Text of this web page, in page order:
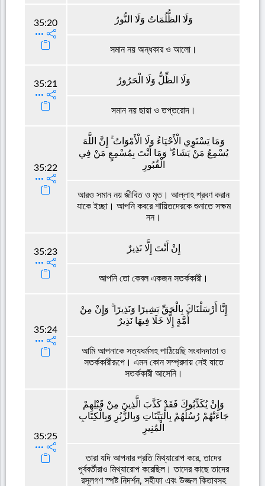
35:20 وَلَا الظُّلُمَاتُ وَلَا النُّورُ
সমান নয় অন্ধকার ও আলো।
35:21 وَلَا الظِّلُّ وَلَا الْحَرُورُ
সমান নয় ছায়া ও তপ্তরোদ।
35:22
وَمَا يَسْتَوِي الْأَحْيَاءُ وَلَا الْأَمْوَاتُ ۚ إِنَّ اللَّهَ
يُسْمِعُ مَنْ يَشَاءُ ۖ وَمَا أَنْتَ بِمُسْمِعٍ مَنْ فِي
الْقُبُورِ
আরও সমান নয় জীবিত ও মৃত। আল্লাহ শ্রবণ করান
যাকে ইচ্ছা। আপনি কবরে শায়িতদেরকে শুনাতে সক্ষম
নন।
35:23 إِنْ أَنْتَ إِلَّا نَذِيرٌ
আপনি তো কেবল একজন সতর্ককারী।
35:24
إِنَّا أَرْسَلْنَاكَ بِالْحَقِّ بَشِيرًا وَنَذِيرًا ۚ وَإِنْ مِنْ
أُمَّةٍ إِلَّا خَلَا فِيهَا نَذِيرٌ
আমি আপনাকে সত্যধর্মসহ পাঠিয়েছি সংবাদদাতা ও
সতর্ককারীরূপে। এমন কোন সম্প্রদায় নেই যাতে
সতর্ককারী আসেনি।
35:25
وَإِنْ يُكَذِّبُوكَ فَقَدْ كَذَّبَ الَّذِينَ مِنْ قَبْلِهِمْ
جَاءَتْهُمْ رُسُلُهُمْ بِالْبَيِّنَاتِ وَبِالزُّبُرِ وَبِالْكِتَابِ
الْمُنِيرِ
তারা যদি আপনার প্রতি মিথ্যারোপ করে, তাদের
পূর্ববর্তীরাও মিথ্যারোপ করেছিল। তাদের কাছে তাদের
রসূলগণ স্পষ্ট নিদর্শন, সহীফা এবং উজ্জল কিতাবসহ